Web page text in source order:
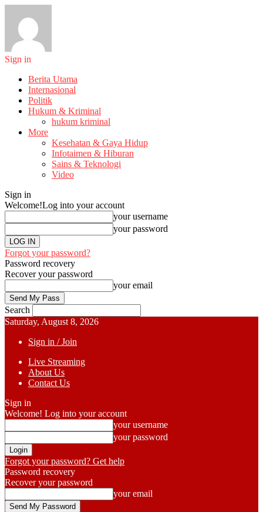
Sign in
Berita Utama
Internasional
Politik
Hukum & Kriminal
hukum kriminal
More
Kesehatan & Gaya Hidup
Infotaimen & Hiburan
Sains & Teknologi
Video
Sign in
Welcome!Log into your account
your username
your password
Forgot your password?
Password recovery
Recover your password
your email
Search
Saturday, August 8, 2026
Sign in / Join
Live Streaming
About Us
Contact Us
Sign in
Welcome! Log into your account
your username
your password
Forgot your password? Get help
Password recovery
Recover your password
your email